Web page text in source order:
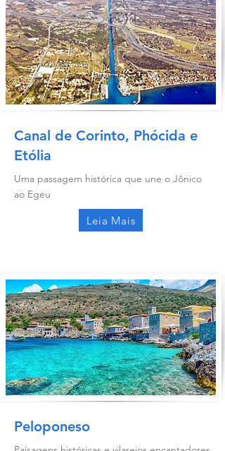
Canal de Corinto, Phócida e
Etólia
Uma passagem histórica que une o Jônico
ao Egeu
Leia Mais
Peloponeso